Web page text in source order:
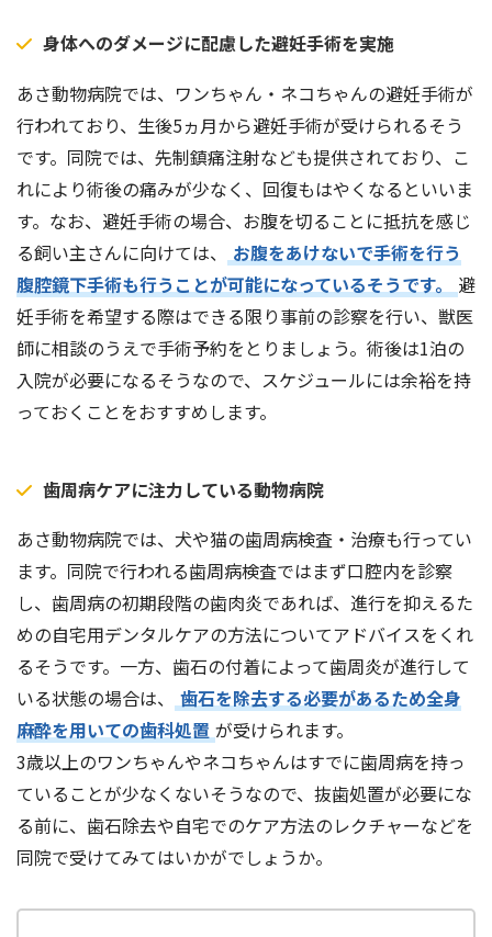
身体へのダメージに配慮した避妊手術を実施
あさ動物病院では、ワンちゃん・ネコちゃんの避妊手術が
行われており、生後5ヵ月から避妊手術が受けられるそう
です。同院では、先制鎮痛注射なども提供されており、こ
れにより術後の痛みが少なく、回復もはやくなるといいま
す。なお、避妊手術の場合、お腹を切ることに抵抗を感じ
る飼い主さんに向けては、
お腹をあけないで手術を行う
腹腔鏡下手術も行うことが可能になっているそうです。
避
妊手術を希望する際はできる限り事前の診察を行い、獣医
師に相談のうえで手術予約をとりましょう。術後は1泊の
入院が必要になるそうなので、スケジュールには余裕を持
っておくことをおすすめします。
歯周病ケアに注力している動物病院
あさ動物病院では、犬や猫の歯周病検査・治療も行ってい
ます。同院で行われる歯周病検査ではまず口腔内を診察
し、歯周病の初期段階の歯肉炎であれば、進行を抑えるた
めの自宅用デンタルケアの方法についてアドバイスをくれ
るそうです。一方、歯石の付着によって歯周炎が進行して
いる状態の場合は、
歯石を除去する必要があるため全身
麻酔を用いての歯科処置 が受けられます。
3歳以上のワンちゃんやネコちゃんはすでに歯周病を持っ
ていることが少なくないそうなので、抜歯処置が必要にな
る前に、歯石除去や自宅でのケア方法のレクチャーなどを
同院で受けてみてはいかがでしょうか。